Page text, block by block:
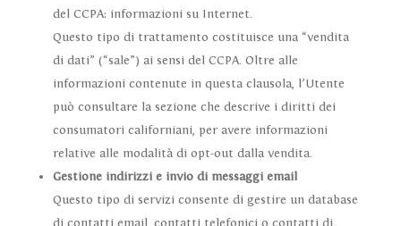
del CCPA: informazioni su Internet.
Questo tipo di trattamento costituisce una “vendita
di dati” (“sale”) ai sensi del CCPA. Oltre alle
informazioni contenute in questa clausola, l’Utente
può consultare la sezione che descrive i diritti dei
consumatori californiani, per avere informazioni
relative alle modalità di opt-out dalla vendita.
Gestione indirizzi e invio di messaggi email
Questo tipo di servizi consente di gestire un database